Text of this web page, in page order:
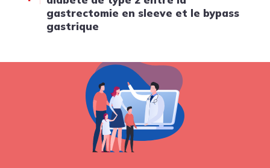
gastrectomie en sleeve et le bypass
gastrique